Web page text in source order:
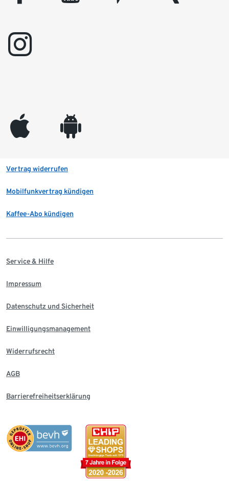
instagram
appleinc android
Vertrag widerrufen
Mobilfunkvertrag kündigen
Kaffee-Abo kündigen
Service & Hilfe
Impressum
Datenschutz und Sicherheit
Einwilligungsmanagement
Widerrufsrecht
AGB
Barrierefreiheitserklärung